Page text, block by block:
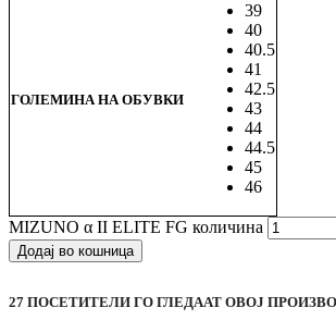
ГОЛЕМИНА НА ОБУВКИ
39
40
40.5
41
42.5
43
44
44.5
45
46
MIZUNO α II ELITE FG количина
Додај во кошница
27 ПОСЕТИТЕЛИ ГО ГЛЕДААТ ОВОJ